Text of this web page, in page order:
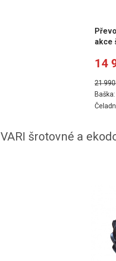
akce
14
21
Baška:
VARI šrotovné a